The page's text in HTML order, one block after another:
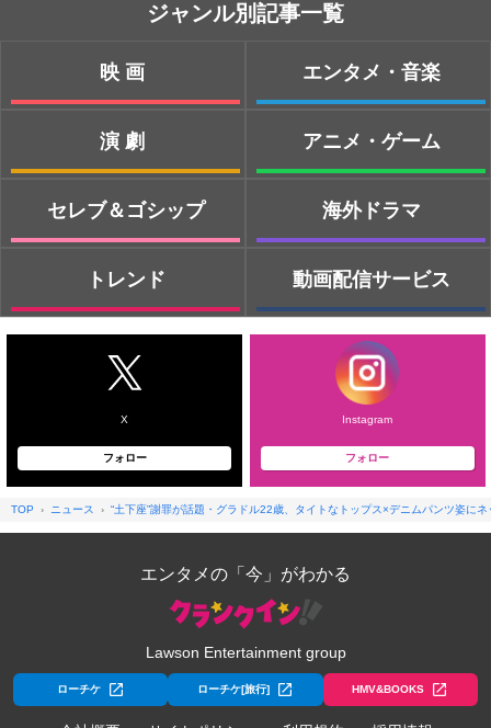
ジャンル別記事一覧
映画
演劇
セレブ＆ゴシップ
トレンド
エンタメ・音楽
アニメ・ゲーム
海外ドラマ
動画配信サービス
X
フォロー
Instagram
フォロー
TOP ニュース “土下座”謝罪が話題・グラドル22歳、タイトなトップス×デニムパンツ姿に
エンタメの「今」がわかる
Lawson Entertainment group
ローチケ ローチケ[旅行] HMV&BOOKS